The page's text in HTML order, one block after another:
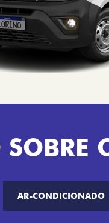
AR-CONDICIONADO